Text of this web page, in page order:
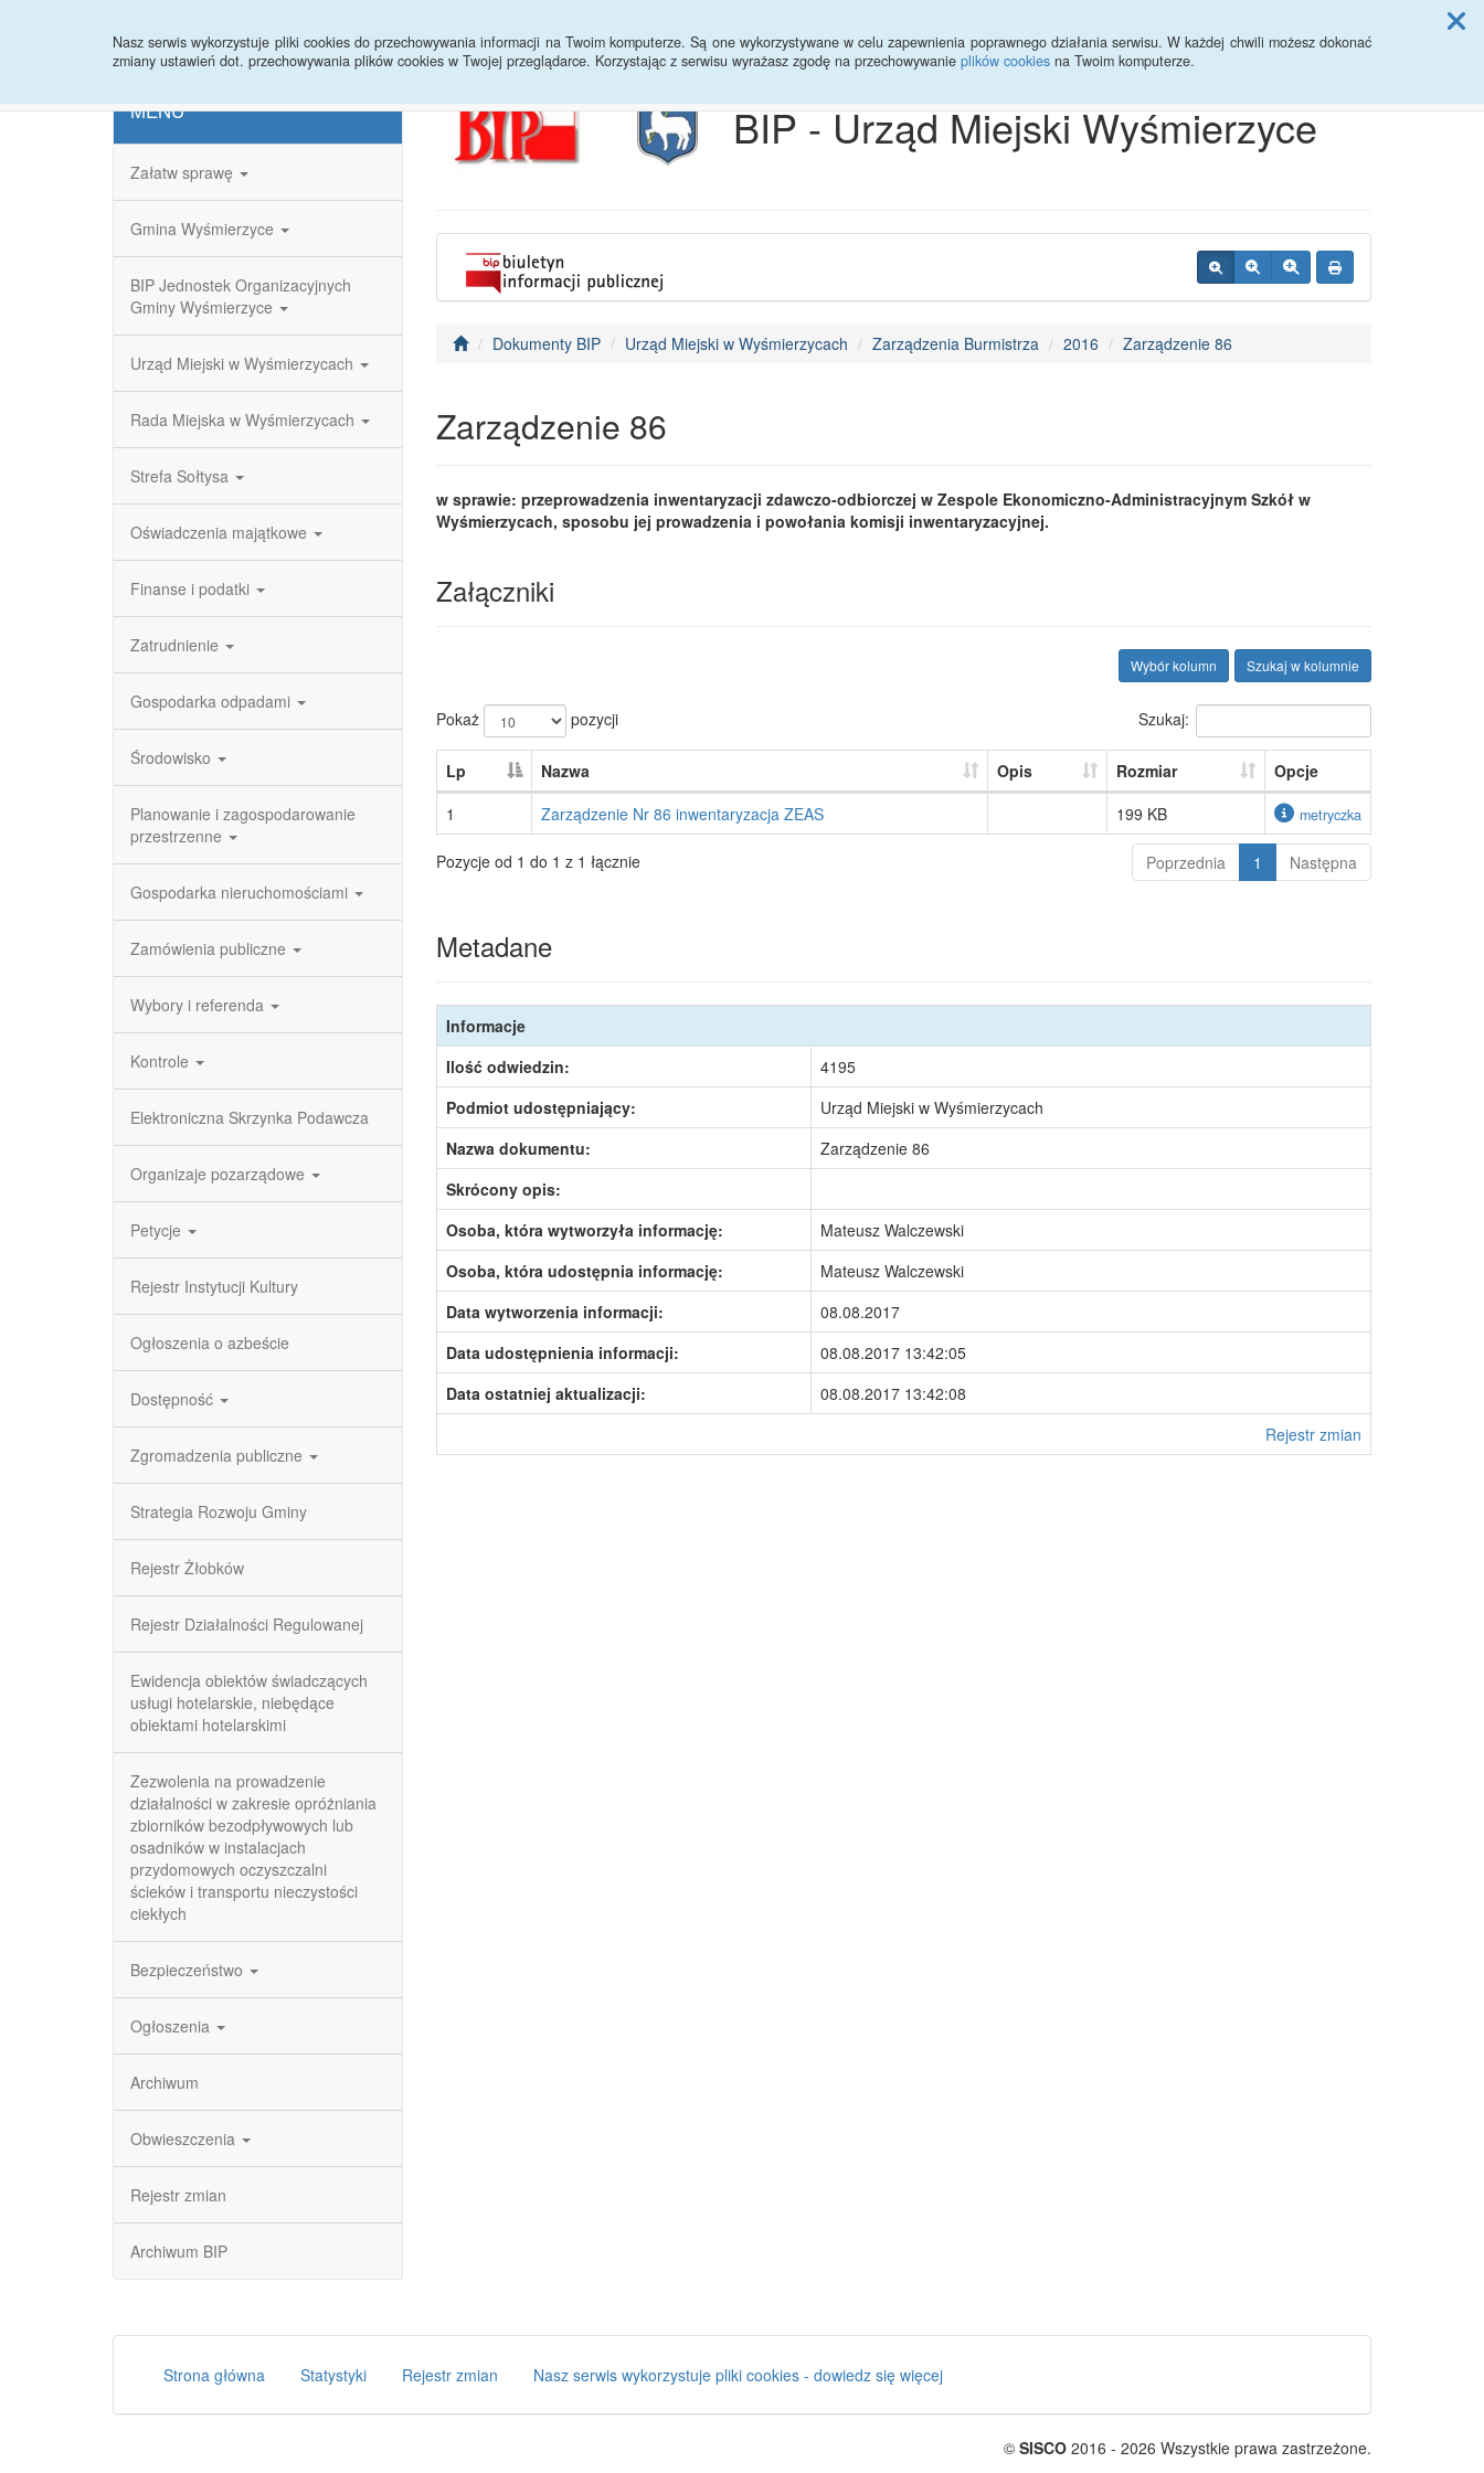
Nasz serwis wykorzystuje pliki cookies do przechowywania informacji na Twoim komputerze. Są one wykorzystywane w celu zapewnienia poprawnego działania serwisu. W każdej chwili możesz dokonać
zmiany ustawień dot. przechowywania plików cookies w Twojej przeglądarce. Korzystając z serwisu wyrażasz zgodę na przechowywanie plików cookies na Twoim komputerze.
Przycisk wyszukaj duży
MENU
Załatw sprawę
Gmina Wyśmierzyce
BIP Jednostek Organizacyjnych
Gminy Wyśmierzyce
Urząd Miejski w Wyśmierzycach
Rada Miejska w Wyśmierzycach
Strefa Sołtysa
Oświadczenia majątkowe
Finanse i podatki
Zatrudnienie
Gospodarka odpadami
Środowisko
Planowanie i zagospodarowanie
przestrzenne
Gospodarka nieruchomościami
Zamówienia publiczne
Wybory i referenda
Kontrole
Elektroniczna Skrzynka Podawcza
Organizaje pozarządowe
Petycje
Rejestr Instytucji Kultury
Ogłoszenia o azbeście
Dostępność
Zgromadzenia publiczne
Strategia Rozwoju Gminy
Rejestr Żłobków
Rejestr Działalności Regulowanej
Ewidencja obiektów świadczących
usługi hotelarskie, niebędące
obiektami hotelarskimi
Zezwolenia na prowadzenie
działalności w zakresie opróżniania
zbiorników bezodpływowych lub
osadników w instalacjach
przydomowych oczyszczalni
ścieków i transportu nieczystości
ciekłych
Bezpieczeństwo
Ogłoszenia
Archiwum
Obwieszczenia
Rejestr zmian
Archiwum BIP
BIP - Urząd Miejski Wyśmierzyce
Dokumenty BIP Urząd Miejski w Wyśmierzycach Zarządzenia Burmistrza 2016 Zarządzenie 86
Zarządzenie 86
w sprawie: przeprowadzenia inwentaryzacji zdawczo-odbiorczej w Zespole Ekonomiczno-Administracyjnym Szkół w
Wyśmierzycach, sposobu jej prowadzenia i powołania komisji inwentaryzacyjnej.
Załączniki
Szukaj w kolumnie
Wybór kolumn
Pokaż pozycji Szukaj:
Lp Nazwa Opis Rozmiar
Opcje
1
Zarządzenie Nr 86 inwentaryzacja ZEAS 199 KB metryczka
Pozycje od 1 do 1 z 1 łącznie Poprzednia 1 Następna
Metadane
Informacje
Ilość odwiedzin:
4195
Podmiot udostępniający:
Urząd Miejski w Wyśmierzycach
Nazwa dokumentu:
Zarządzenie 86
Skrócony opis:
Osoba, która wytworzyła informację:
Mateusz Walczewski
Osoba, która udostępnia informację:
Mateusz Walczewski
Data wytworzenia informacji:
08.08.2017
Data udostępnienia informacji:
08.08.2017 13:42:05
Data ostatniej aktualizacji:
08.08.2017 13:42:08
Rejestr zmian
Strona główna Statystyki Rejestr zmian Nasz serwis wykorzystuje pliki cookies - dowiedz się więcej
© SISCO 2016 - 2026 Wszystkie prawa zastrzeżone.